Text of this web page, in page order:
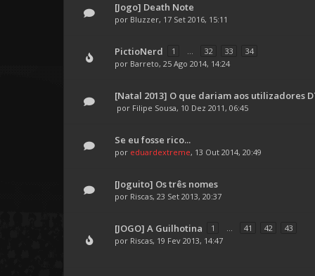
[Jogo] Death Note
por Bluzzer, 17 Set 2016, 15:11
PictioNerd 1 ... 32 33
34
por Barreto, 25 Ago 2014, 14:24
[Natal 2013] O que dariam aos utilizadores
por Filipe Sousa, 10 Dez 2011, 06:45
Se eu fosse rico...
por eduardextreme, 13 Out 2014, 20:49
[Joguito] Os três nomes
por Riscas, 23 Set 2013, 20:37
[JOGO] A Guilhotina 1 ... 41 42
43
por Riscas, 19 Fev 2013, 14:47